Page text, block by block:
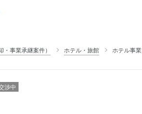
・事業承継案件） ホテル・旅館 ホテル事業
渉中